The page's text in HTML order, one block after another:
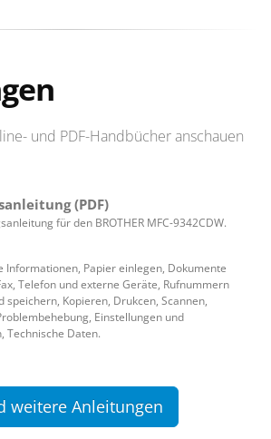
und PDF-Handbücher anschauen
(PDF)
für den BROTHER MFC-9342CDW.
Informationen, Papier einlegen, Dokumente
Telefon und externe Geräte, Rufnummern
speichern, Kopieren, Drukcen, Scannen,
Einstellungen und
Technische Daten.
weitere Anleitungen